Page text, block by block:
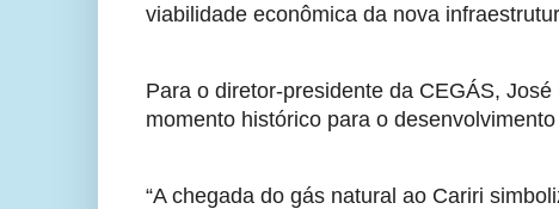
viabilidade econômica da nova
Para o diretor-presidente da CEGÁS,
momento histórico para o
“A chegada do gás natural ao Cariri